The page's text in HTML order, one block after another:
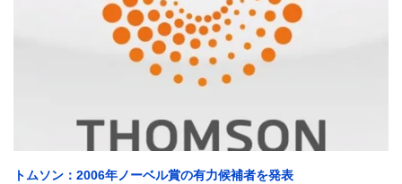
トムソン：2006年ノーベル賞の有力候補者を発表